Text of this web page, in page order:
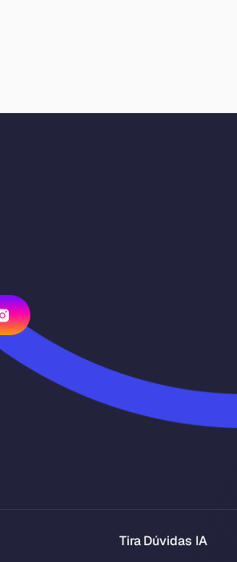
Tira Dúvidas IA